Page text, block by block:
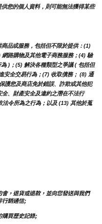
您的個人資料，則可能無法獲得某些
品或服務，包括但不限於提供：(1)
路購物及其他電子商務服務；(4) 驗
)；(5) 解決各種類型之爭議 ( 包括但
安全交易行為；(7) 收取債務； (8) 通
護您及商店免於錯誤、詐欺或其他犯
、財產安全及違約之潛在不法行
令所為之行為；以及 (13) 其他於蒐
，退貨或退款，並向您發送與我們
行銷通信;
購買歷史記錄;